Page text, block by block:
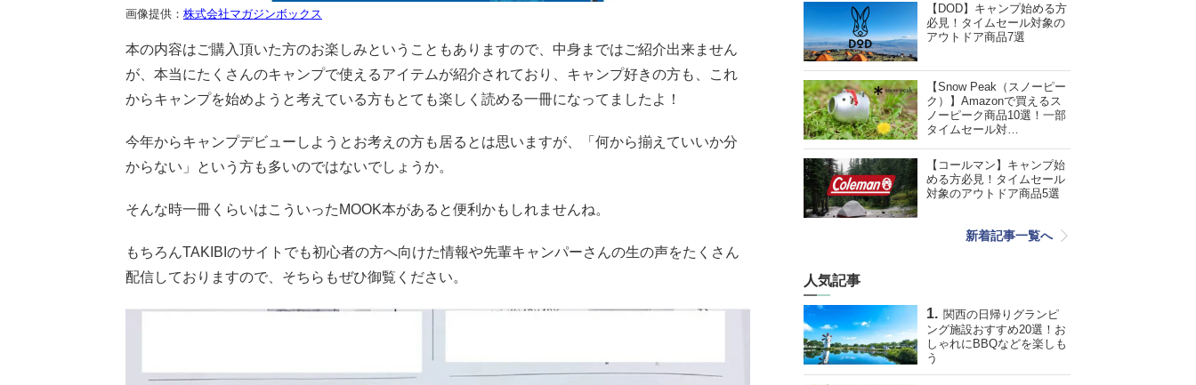
画像提供： 株式会社マガジンボックス
本の内容はご購入頂いた方のお楽しみということもありますので、中身まではご紹介出来ません
が、本当にたくさんのキャンプで使えるアイテムが紹介されており、キャンプ好きの方も、これ
からキャンプを始めようと考えている方もとても楽しく読める一冊になってましたよ！
今年からキャンプデビューしようとお考えの方も居るとは思いますが、「何から揃えていいか分
からない」という方も多いのではないでしょうか。
そんな時一冊くらいはこういったMOOK本があると便利かもしれませんね。
もちろんTAKIBIのサイトでも初心者の方へ向けた情報や先輩キャンパーさんの生の声をたくさん
配信しておりますので、そちらもぜひ御覧ください。
【DOD】キャンプ始める方
必見！タイムセール対象の
アウトドア商品7選
【Snow Peak（スノーピー
ク）】Amazonで買えるス
ノーピーク商品10選！一部
タイムセール対…
【コールマン】キャンプ始
める方必見！タイムセール
対象のアウトドア商品5選
新着記事一覧へ
人気記事
関西の日帰りグランピ
ング施設おすすめ20選！お
しゃれにBBQなどを楽しも
う